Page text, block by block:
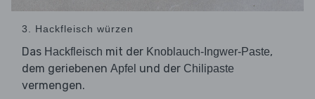
3. Hackfleisch würzen
Das Hackfleisch mit der Knoblauch-Ingwer-Paste,
dem geriebenen Apfel und der Chilipaste
vermengen.